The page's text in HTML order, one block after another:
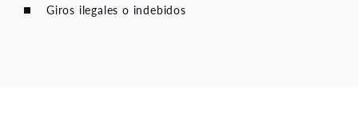
Giros ilegales o indebidos